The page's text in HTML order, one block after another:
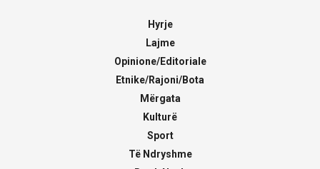
Hyrje
Lajme
Opinione/Editoriale
Etnike/Rajoni/Bota
Mërgata
Kulturë
Sport
Të Ndryshme